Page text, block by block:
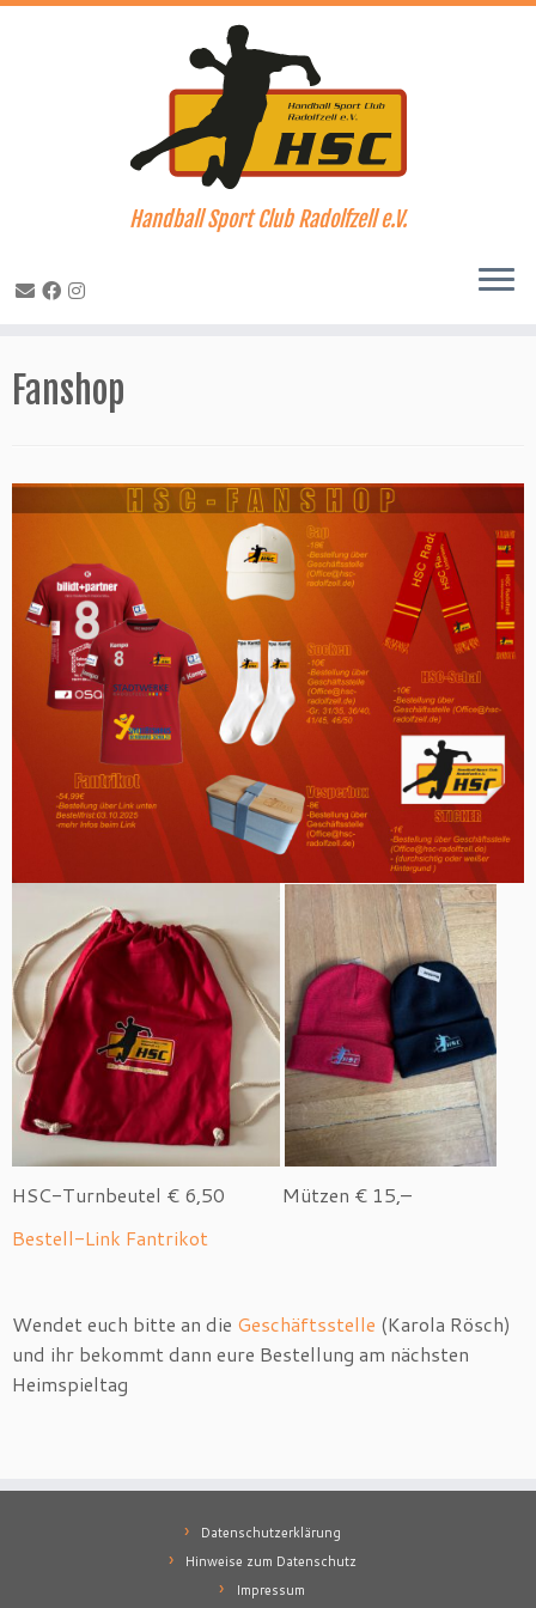
Inhalt
springen
Handball Sport Club Radolfzell e.V.
Fanshop
HSC-Turnbeutel € 6,50 Mützen € 15,–
Bestell-Link Fantrikot
Wendet euch bitte an die Geschäftsstelle (Karola Rösch)
und ihr bekommt dann eure Bestellung am nächsten
Heimspieltag
Datenschutzerklärung
Hinweise zum Datenschutz
Impressum